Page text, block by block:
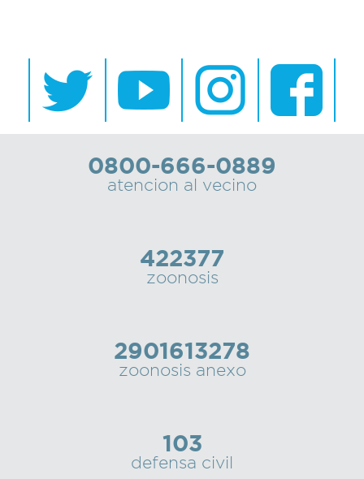
0800-666-0889
atencion al vecino
422377
zoonosis
2901613278
zoonosis anexo
103
defensa civil